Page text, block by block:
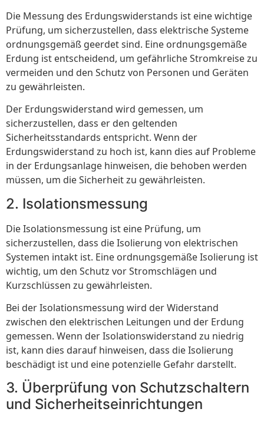
Die Messung des Erdungswiderstands ist eine wichtige
Prüfung, um sicherzustellen, dass elektrische Systeme
ordnungsgemäß geerdet sind. Eine ordnungsgemäße
Erdung ist entscheidend, um gefährliche Stromkreise zu
vermeiden und den Schutz von Personen und Geräten
zu gewährleisten.
Der Erdungswiderstand wird gemessen, um
sicherzustellen, dass er den geltenden
Sicherheitsstandards entspricht. Wenn der
Erdungswiderstand zu hoch ist, kann dies auf Probleme
in der Erdungsanlage hinweisen, die behoben werden
müssen, um die Sicherheit zu gewährleisten.
2. Isolationsmessung
Die Isolationsmessung ist eine Prüfung, um
sicherzustellen, dass die Isolierung von elektrischen
Systemen intakt ist. Eine ordnungsgemäße Isolierung ist
wichtig, um den Schutz vor Stromschlägen und
Kurzschlüssen zu gewährleisten.
Bei der Isolationsmessung wird der Widerstand
zwischen den elektrischen Leitungen und der Erdung
gemessen. Wenn der Isolationswiderstand zu niedrig
ist, kann dies darauf hinweisen, dass die Isolierung
beschädigt ist und eine potenzielle Gefahr darstellt.
3. Überprüfung von Schutzschaltern
und Sicherheitseinrichtungen